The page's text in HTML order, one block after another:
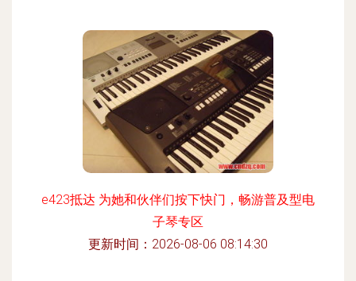
e423抵达 为她和伙伴们按下快门，畅游普及型电
子琴专区
更新时间：2026-08-06 08:14:30